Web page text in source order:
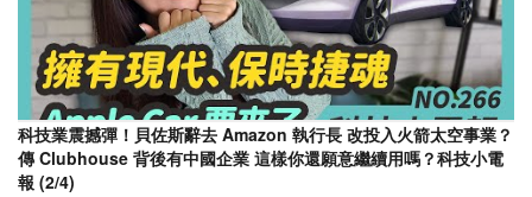
科技業震撼彈！貝佐斯辭去 Amazon 執行長 改投入火箭太空事業？
傳 Clubhouse 背後有中國企業 這樣你還願意繼續用嗎？科技小電
報 (2/4)